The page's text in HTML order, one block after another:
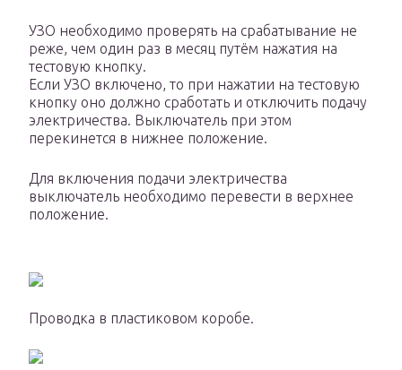
УЗО необходимо проверять на срабатывание не
реже, чем один раз в месяц путём нажатия на
тестовую кнопку.
Если УЗО включено, то при нажатии на тестовую
кнопку оно должно сработать и отключить подачу
электричества. Выключатель при этом
перекинется в нижнее положение.
Для включения подачи электричества
выключатель необходимо перевести в верхнее
положение.
Проводка в пластиковом коробе.